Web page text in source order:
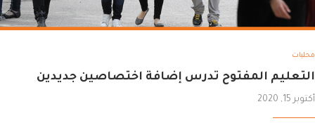
محليات
التعليم المفتوح تدرس إضافة اختصاصين جديدين
أكتوبر 15, 2020